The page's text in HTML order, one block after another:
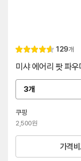
별
4.
리
129개
미샤 에어리 팟 파
3개
옵
션
선
택
쿠팡
2,500원
가격